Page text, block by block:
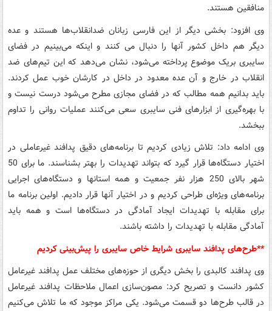
منافقین هستند.
وی افزود: بخشی دیگر از این فارسی زبانان ضدانقلاب‌ها هستند و عده
دیگر هم داخل کشور آنها را دنبال می کنند و اینکه می‌بینیم در فضای
سایبری بریک موضوع پرداخته می‌شود، نشان می‌دهد که این تیم‌های ضد
انقلاب در خارج و آن عده معدود در داخل در کارشان خوب عمل کردند.
باید بدانیم همه مطالب که در فضای مجازی مطرح می‌شود درست نیست و
با بهره‌گیری از ابزارهای فنی سایبری سعی می‌کنند عملیات روانی را تداوم
ببخشد.
وی ادامه داد: تلاش زیادی کردیم تا برنامه‌های دقیق پدافند غیرعاملی در
اختیار دستگاه‌ها قرار گیرد که بتواند تهدیدات را بهتر بشناسند. ما برای 50
شهر بالای 250 هزار نفر جمعیت و همه استانها و دستگاه‌های اجرایی
برنامه‌های ویژه‌ای طراحی کردیم و در اختیار آنها قرار دادیم. اولین برنامه ما
برای مقابله با تهدیدات ایجاد آمادگی در دستگاه‌ها است و همه باید
آمادگی مقابله با تهدیدات را داشته باشند.
**طرح‌های پدافند سایبری شرایط خاص سایبری را پیش‌بینی کردیم
وی پدافند کالبدی را بخش دیگری از حوزه‌های مختلف عمل پدافند غیرعامل
کشور دانست و تصریح کرد: مصون‌سازی اعمال ملاحظات پدافند غیرعامل
در قالب طرح‌ها دو قسمت می‌شود. یکی مراکز موجود که ما تلاش می‌کنیم